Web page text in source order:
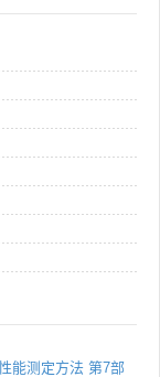
能测定方法 第7部